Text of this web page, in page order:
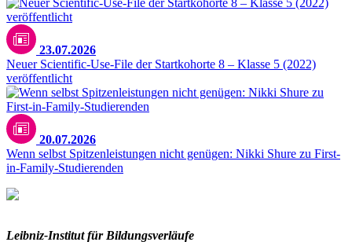
23.07.2026
Neuer Scientific-Use-File der Startkohorte 8 – Klasse 5 (2022)
veröffentlicht
20.07.2026
Wenn selbst Spitzenleistungen nicht genügen: Nikki Shure zu First-
in-Family-Studierenden
Leibniz-Institut für Bildungsverläufe